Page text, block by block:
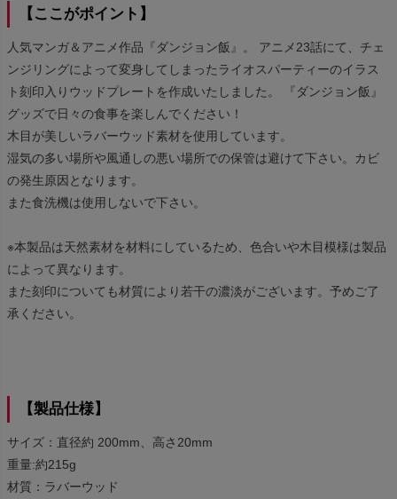
【ここがポイント】
人気マンガ＆アニメ作品『ダンジョン飯』。 アニメ23話にて、チェ
ンジリングによって変身してしまったライオスパーティーのイラス
ト刻印入りウッドプレートを作成いたしました。 『ダンジョン飯』
グッズで日々の食事を楽しんでください！
木目が美しいラバーウッド素材を使用しています。
湿気の多い場所や風通しの悪い場所での保管は避けて下さい。カビ
の発生原因となります。
また食洗機は使用しないで下さい。
※本製品は天然素材を材料にしているため、色合いや木目模様は製品
によって異なります。
また刻印についても材質により若干の濃淡がございます。予めご了
承ください。
【製品仕様】
サイズ：直径約 200mm、高さ20mm
重量:約215g
材質：ラバーウッド